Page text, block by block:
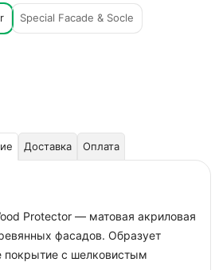
Special Facade & Socle
Доставка Оплата
Protector — матовая акриловая
фасадов. Образует
покрытие с шелковистым